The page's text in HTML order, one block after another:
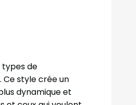
de
Ce style crée un
dynamique et